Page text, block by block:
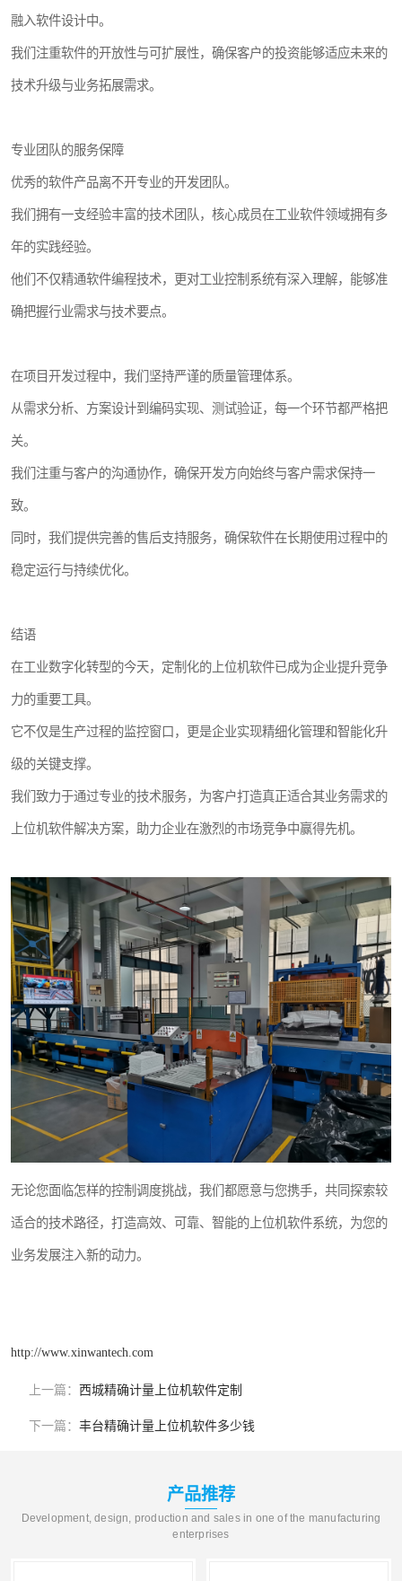
融入软件设计中。
我们注重软件的开放性与可扩展性，确保客户的投资能够适应未来的
技术升级与业务拓展需求。
专业团队的服务保障
优秀的软件产品离不开专业的开发团队。
我们拥有一支经验丰富的技术团队，核心成员在工业软件领域拥有多
年的实践经验。
他们不仅精通软件编程技术，更对工业控制系统有深入理解，能够准
确把握行业需求与技术要点。
在项目开发过程中，我们坚持严谨的质量管理体系。
从需求分析、方案设计到编码实现、测试验证，每一个环节都严格把
关。
我们注重与客户的沟通协作，确保开发方向始终与客户需求保持一
致。
同时，我们提供完善的售后支持服务，确保软件在长期使用过程中的
稳定运行与持续优化。
结语
在工业数字化转型的今天，定制化的上位机软件已成为企业提升竞争
力的重要工具。
它不仅是生产过程的监控窗口，更是企业实现精细化管理和智能化升
级的关键支撑。
我们致力于通过专业的技术服务，为客户打造真正适合其业务需求的
上位机软件解决方案，助力企业在激烈的市场竞争中赢得先机。
无论您面临怎样的控制调度挑战，我们都愿意与您携手，共同探索较
适合的技术路径，打造高效、可靠、智能的上位机软件系统，为您的
业务发展注入新的动力。
http://www.xinwantech.com
上一篇： 西城精确计量上位机软件定制
下一篇： 丰台精确计量上位机软件多少钱
产品推荐
Development, design, production and sales in one of the manufacturing
enterprises